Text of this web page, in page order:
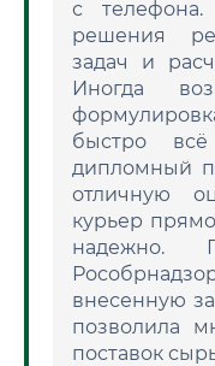
с телефона.
решения
задач и
Иногда
быстро всё
дипломный
отличную
курьер
надежно.
внесенную
позволила
поставок